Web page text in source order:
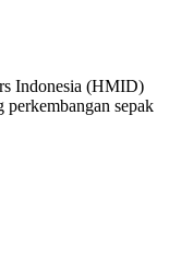
Indonesia (HMID)
sepak